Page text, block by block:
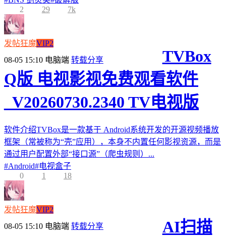
2
29 7k
发帖狂魔VIP2
08-05 15:10 电脑端 转载分享
TVBox
Q版 电视影视免费观看软件
_V20260730.2340 TV电视版
软件介绍TVBox是一款基于 Android系统开发的开源视频播放
框架（常被称为“壳”应用），本身不内置任何影视资源，而是
通过用户配置外部“接口源”（爬虫规则）...
#Android#电视盒子
0
1 18
发帖狂魔VIP2
08-05 15:10 电脑端 转载分享
AI扫描